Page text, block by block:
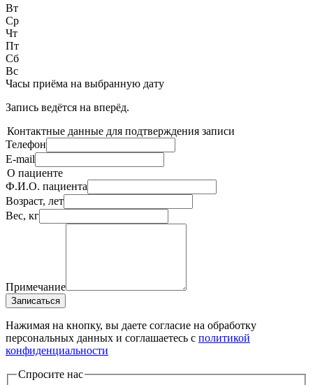
Вт
Ср
Чт
Пт
Сб
Вс
Часы приёма на выбранную дату
Запись ведётся на вперёд.
Контактные данные для подтверждения записи
Телефон
E-mail
О пациенте
Ф.И.О. пациента
Возраст, лет
Вес, кг
Примечание
Записаться
Нажимая на кнопку, вы даете согласие на обработку
персональных данных и соглашаетесь c политикой
конфиденциальности
Спросите нас